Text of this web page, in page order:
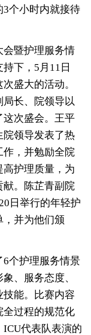
个小时内就接待
暨护理服务情
下，5月11日
盛大的活动。
长、院领导以
这次盛会。王平
院领导发表了热
作，并勉励全院
护理质量，为
献。陈芷青副院
日举行的年轻护
，并为他们颁
个护理服务情景
、服务态度、
能。比赛内容
全过程的规范化
代表队表演的